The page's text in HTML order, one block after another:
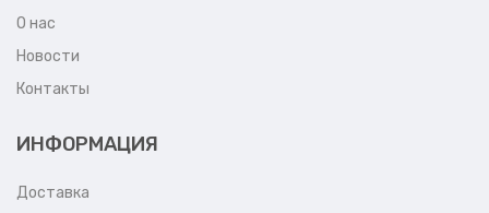
О нас
Новости
Контакты
ИНФОРМАЦИЯ
Доставка